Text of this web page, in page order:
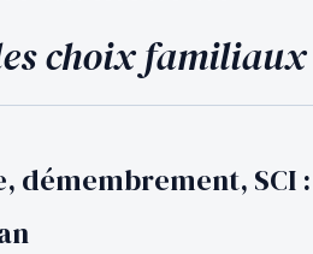
choix familiaux
démembrement, SCI :